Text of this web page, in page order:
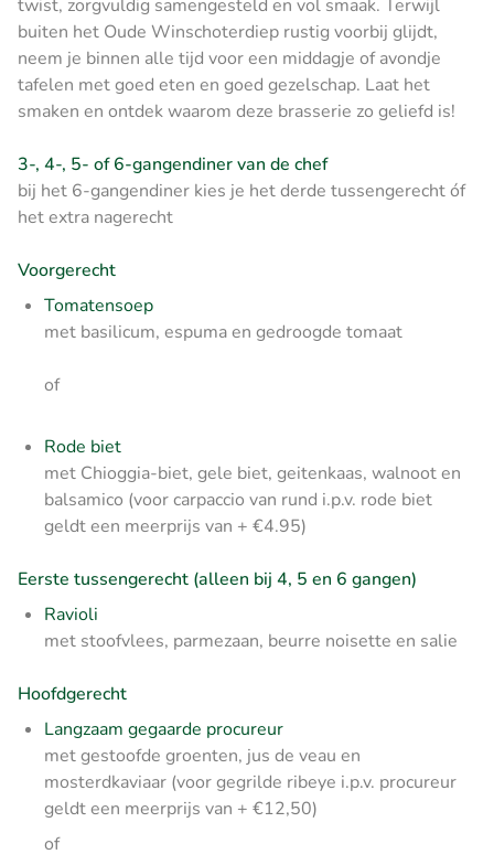
twist, zorgvuldig samengesteld en vol smaak. Terwijl
buiten het Oude Winschoterdiep rustig voorbij glijdt,
neem je binnen alle tijd voor een middagje of avondje
tafelen met goed eten en goed gezelschap. Laat het
smaken en ontdek waarom deze brasserie zo geliefd is!
3-, 4-, 5- of 6-gangendiner van de chef
bij het 6-gangendiner kies je het derde tussengerecht óf
het extra nagerecht
Voorgerecht
Tomatensoep
met basilicum, espuma en gedroogde tomaat
of
Rode biet
met Chioggia-biet, gele biet, geitenkaas, walnoot en
balsamico (voor carpaccio van rund i.p.v. rode biet
geldt een meerprijs van + €4.95)
Eerste tussengerecht (alleen bij 4, 5 en 6 gangen)
Ravioli
met stoofvlees, parmezaan, beurre noisette en salie
Hoofdgerecht
Langzaam gegaarde procureur
met gestoofde groenten, jus de veau en
mosterdkaviaar (voor gegrilde ribeye i.p.v. procureur
geldt een meerprijs van + €12,50)
of